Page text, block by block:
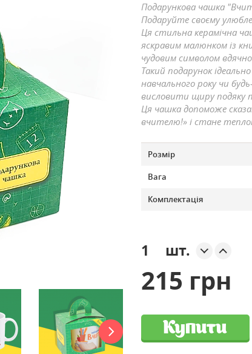
Подарункова чашка
Подаруйте своєму
Ця стильна керамічна
яскравим малюнком із
чудовим символом
Такий подарунок
навчального року чи
висловити щиру подяку
Ця чашка допоможе
вчителю!» і стане
Розмір
Вага
Комплектація
шт.
215 грн
Купити